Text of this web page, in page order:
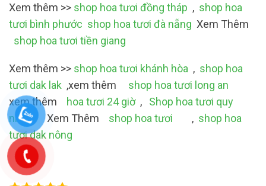
Xem thêm >> shop hoa tươi đồng tháp , shop hoa
tươi bình phước shop hoa tươi đà nẵng Xem Thêm
shop hoa tươi tiền giang
Xem thêm >> shop hoa tươi khánh hòa , shop hoa
tươi dak lak ,xem thêm shop hoa tươi long an
xem thêm hoa tươi 24 giờ ,
Shop hoa tươi quy
nhơn Xem Thêm shop hoa tươi , shop hoa
tươi dak nông